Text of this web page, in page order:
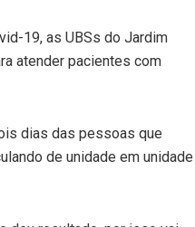
19, as UBSs do Jardim
atender pacientes com
dias das pessoas que
de unidade em unidade